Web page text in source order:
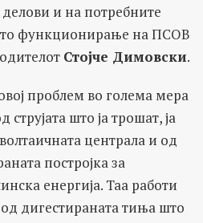
и на потребните
функционирање на ПСОВ
Стојче Димовски.
проблем во голема мера
што ја трошат, ја
централа и од
постројка за
енергија. Таа работи
дигестираната тиња што